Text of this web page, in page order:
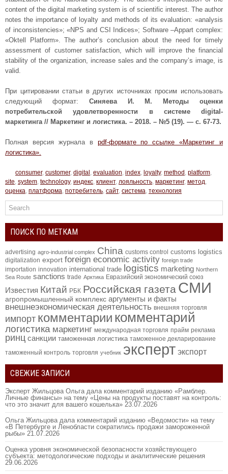
content of the digital marketing system is of scientific interest. The author
notes the importance of loyalty and methods of its evaluation: «analysis
of inconsistencies»; «NPS and CSI Indices»; Software –Appart complex:
«Oktell Platform». The author’s conclusion about the need for timely
assessment of customer satisfaction, which will improve the financial
stability of the organization, increase sales and the company’s image, is
valid.
При цитировании статьи в других источниках просим использовать
следующий формат: Синяева И. М. Методы оценки
потребительской удовлетворенности в системе digital-
маркетинга // Маркетинг и логистика. – 2018. – №5 (19). — с. 67-73.
Полная версия журнала в pdf-формате по ссылке «Маркетинг и
логистика».
consumer, customer, digital , evaluation, index, loyalty, method , platform,
site, system, technology, индекс, клиент, лояльность, маркетинг, метод,
оценка, платформа, потребитель, сайт, система, технология
ПОИСК ПО МЕТКАМ
advertising agro-industrial complex China customs control customs logistics
digitalization export foreign economic activity foreign trade
importation innovation international trade logistics marketing Northern
Sea Route sanctions trade Арктика Евразийский экономический союз
Известия Китай РБК Российская газета СМИ
агропромышленный комплекс аргументы и факты
внешнеэкономическая деятельность внешняя торговля
импорт комментарии комментарий
логистика маркетинг международная торговля прайм реклама
ринц санкции таможенная логистика таможенное декларирование
таможенный контроль торговля учебник эксперт экспорт
СВЕЖИЕ ЗАПИСИ
Эксперт Жильцова Ольга дала комментарий изданию «Рамблер.
Личные финансы» на тему «Цены на продукты поставят на контроль:
что это значит для вашего кошелька» 23.07.2026
Ольга Жильцова дала комментарий изданию «Ведомости» на тему
«В Петербурге и Ленобласти сократились продажи замороженной
рыбы» 21.07.2026
Оценка уровня экономической безопасности хозяйствующего
субъекта: методологические подходы и аналитические решения
29.06.2026